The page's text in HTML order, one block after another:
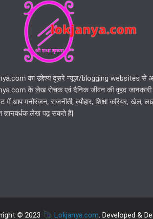
का उद्देश्य दूसरे न्यूज़/blogging websites से
के लेख रोचक एवं दैनिक जीवन की वृहद
में आप मनोरंजन, राजनीती, त्यौहार, शिक्षा करियर, खेल,
ज्ञानवर्धक लेख पढ़ सकते हैं|
© 2023 Lokjanya.com. Developed &